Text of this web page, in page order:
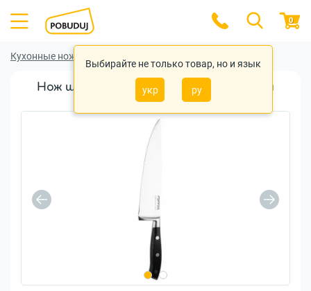
Выбирайте не только товар, но и язык
укр ру
0
Кухонные ножи
Нож шеф Pepper Labris PR-4004-1 203мм
(101633)